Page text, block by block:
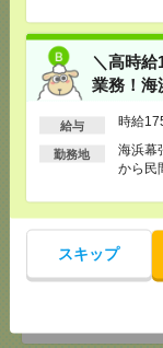
＼高時
業務！海
給与 時給
勤務地
海浜幕
から民
スキップ
[給 与]
時給1750円
[交通費]
全額支給
[月収例]25～30万円
[勤務地]海浜幕張駅
民間バス15分
[給 与]時給1700円
[交通費]全額支給